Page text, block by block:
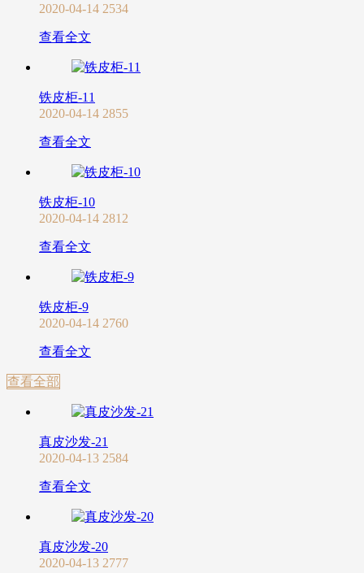
2020-04-14 2534
查看全文
铁皮柜-11
2020-04-14 2855
查看全文
铁皮柜-10
2020-04-14 2812
查看全文
铁皮柜-9
2020-04-14 2760
查看全文
查看全部
真皮沙发-21
2020-04-13 2584
查看全文
真皮沙发-20
2020-04-13 2777